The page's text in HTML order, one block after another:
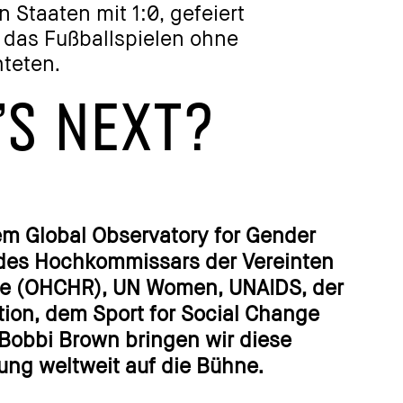
mit 1:0, gefeiert
ohne
Entschlossenheit
Overcome" und
NEXT?
Global Observatory for Gender
Hochkommissars der Vereinten
UN Women, UNAIDS, der
dem Sport for Social Change
Brown bringen wir diese
weltweit auf die Bühne.